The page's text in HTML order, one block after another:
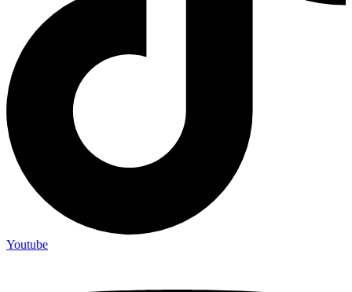
Youtube